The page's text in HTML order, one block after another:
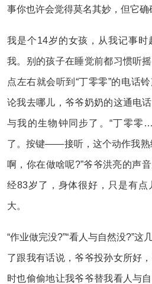
事你也许会觉得莫名其妙，但它确
我是个14岁的女孩，从我记事
我。别的孩子在睡觉前都习惯听
点左右就会听到“丁零零”的电话
论我去哪儿，爷爷奶奶的这通电
与我的生物钟同步了。“丁零零
了。按键——接听，这个动作我熟
啊，你在做啥呢?”爷爷洪亮的声
经83岁了，身体很好，只是有点
大。
“作业做完没?”“看人与自然没?”这
了跟我有话说，爷爷投孙女所好
时也偷偷地让我爷爷替我看人与